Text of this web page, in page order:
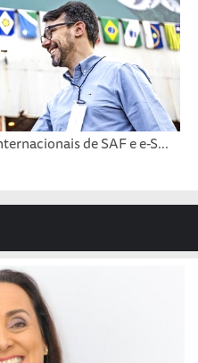
de SAF e e-S...